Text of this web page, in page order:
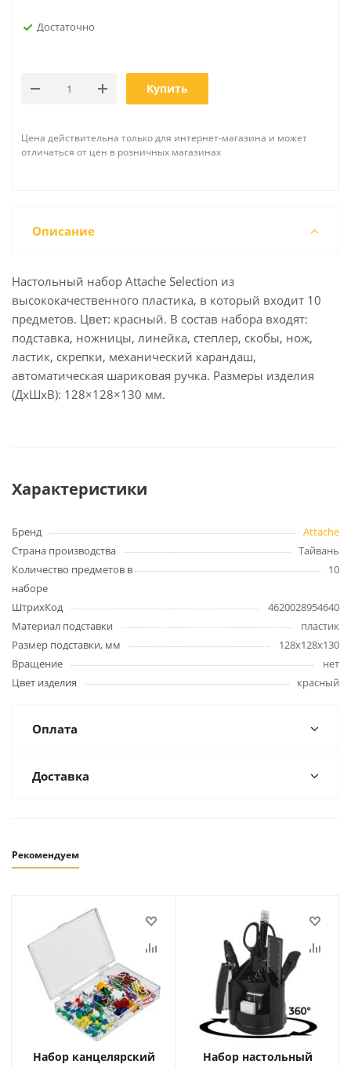
Достаточно
Купить
Цена действительна только для интернет-магазина и может
отличаться от цен в розничных магазинах
Описание
Настольный набор Attache Selection из
высококачественного пластика, в который входит 10
предметов. Цвет: красный. В состав набора входят:
подставка, ножницы, линейка, степлер, скобы, нож,
ластик, скрепки, механический карандаш,
автоматическая шариковая ручка. Размеры изделия
(ДxШxВ): 128×128×130 мм.
Характеристики
Бренд
Attache
Страна производства
Тайвань
Количество предметов в
наборе
10
ШтрихКод
4620028954640
Материал подставки
пластик
Размер подставки, мм
128х128х130
Вращение
нет
Цвет изделия
красный
Оплата
Доставка
Рекомендуем
Набор канцелярский
Набор настольный